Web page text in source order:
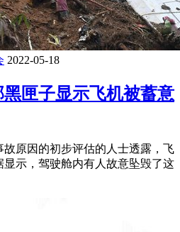
2022-05-18
匣子显示飞机被蓄意
原因的初步评估的人士透露，飞
示，驾驶舱内有人故意坠毁了这